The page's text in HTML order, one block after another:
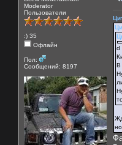
Moderator
Пользователи
:) 35
Офлайн
Пол:
Сообщений: 8197
d
В